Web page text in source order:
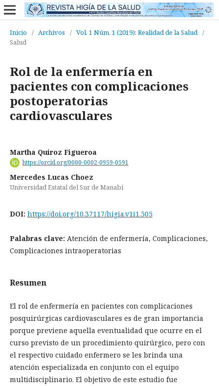
Inicio / Archivos / Vol. 1 Núm. 1 (2019): Realidad de la Salud /
Salud
Rol de la enfermería en
pacientes con complicaciones
postoperatorias
cardiovasculares
Martha Quiroz Figueroa
https://orcid.org/0000-0002-0959-0591
Mercedes Lucas Choez
Universidad Estatal del Sur de Manabí
DOI: https://doi.org/10.37117/higia.v1i1.505
Palabras clave: Atención de enfermería, Complicaciones,
Complicaciones intraoperatorias
Resumen
El rol de enfermería en pacientes con complicaciones
posquirúrgicas cardiovasculares es de gran importancia
porque previene aquella eventualidad que ocurre en el
curso previsto de un procedimiento quirúrgico, pero con
el respectivo cuidado enfermero se les brinda una
atención especializada en conjunto con el equipo
multidisciplinario. El objetivo de este estudio fue